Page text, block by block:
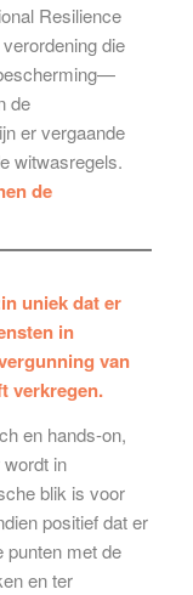
Resilience
die
de
er vergaande
witwasregels.
de
uniek dat er
in
van
verkregen.
en hands-on,
in
blik is voor
positief dat er
punten met de
en ter